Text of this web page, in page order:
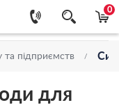
0
підприємств
для